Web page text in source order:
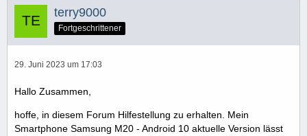
terry9000
Fortgeschrittener
29. Juni 2023 um 17:03
Hallo Zusammen,
hoffe, in diesem Forum Hilfestellung zu erhalten. Mein
Smartphone Samsung M20 - Android 10 aktuelle Version lässt